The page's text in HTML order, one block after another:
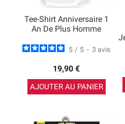
Tee-Shirt Anniversaire 1
An De Plus Homme
5 / 5 - 3 avis
19,90 €
AJOUTER AU PANIER